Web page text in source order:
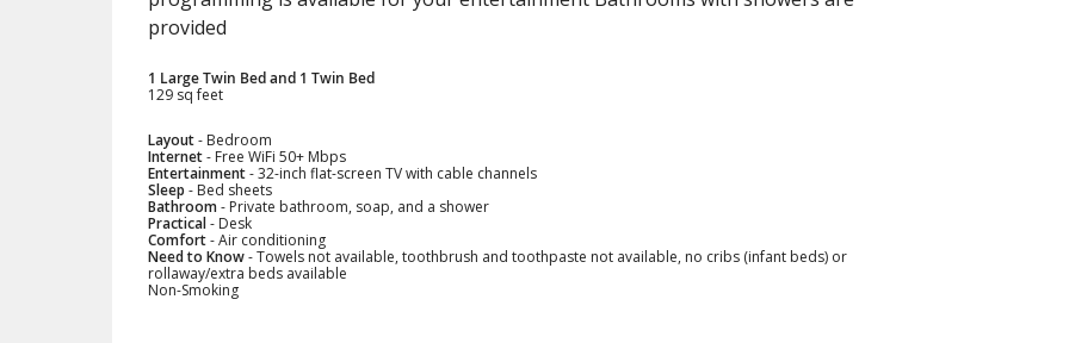
provided
1 Large Twin Bed and 1 Twin Bed
129 sq feet
Layout- Bedroom
Internet- Free WiFi 50+ Mbps
Entertainment- 32-inch flat-screen TV with cable channels
Sleep - Bed sheets
Bathroom- Private bathroom, soap, and a shower
Practical- Desk
Comfort- Air conditioning
Need to Know- Towels not available, toothbrush and toothpaste not available, no cribs (infant beds) or
rollaway/extra beds available
Non-Smoking